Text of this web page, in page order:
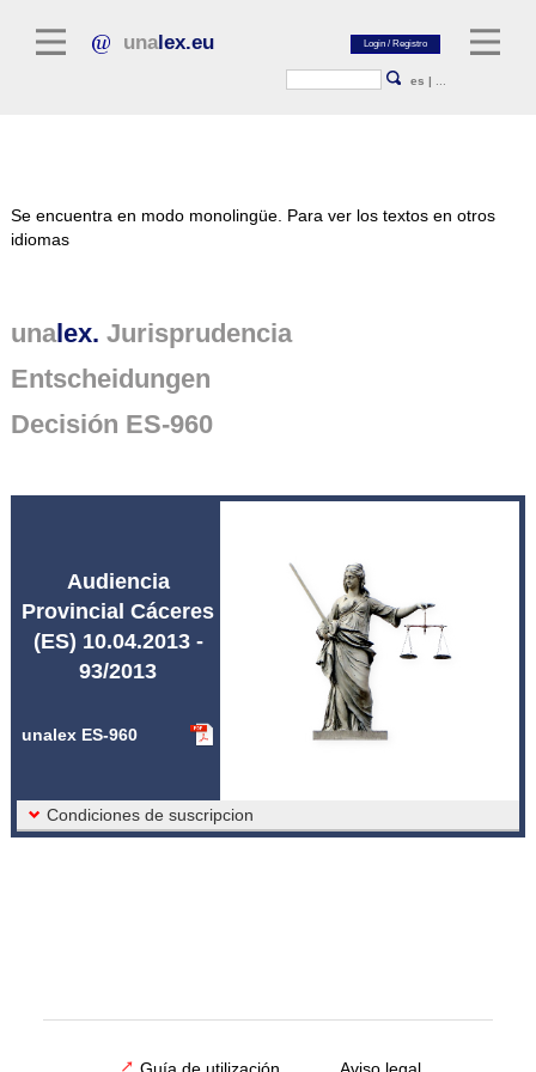
unalex.eu
es |
Textos normativos
Jurisprudencia
Se encuentra en modo monolingüe. Para ver los textos en otros
idiomas
unalex. Jurisprudencia
Entscheidungen
Decisión ES-960
Audiencia
Provincial Cáceres
(ES) 10.04.2013 -
93/2013
unalex ES-960
Condiciones de suscripcion
Guía de utilización Aviso legal